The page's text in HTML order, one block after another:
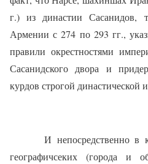
г.) из династии Сасанидов,
Армении с 274 по 293 гг.,
правили окрестностями
Сасанидского двора и
курдов строгой династической
И непосредственно в
географичсеких (города и